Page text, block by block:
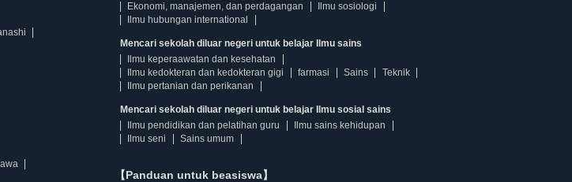
Ekonomi, manajemen, dan perdagangan
Ilmu sosiologi
Ilmu hubungan international
Mencari sekolah diluar negeri untuk belajar Ilmu sains
Ilmu keperaawatan dan kesehatan
Ilmu kedokteran dan kedokteran gigi
farmasi Sains
Teknik
Ilmu pertanian dan perikanan
Mencari sekolah diluar negeri untuk belajar Ilmu sosial sains
Ilmu pendidikan dan pelatihan guru
Ilmu sains kehidupan
Ilmu seni
Sains umum
【Panduan untuk beasiswa】